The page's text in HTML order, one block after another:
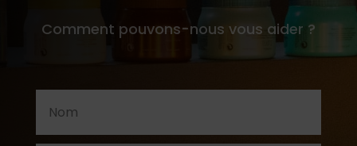
Comment pouvons-nous vous aider ?